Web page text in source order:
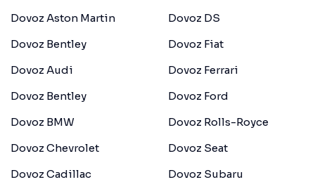
Dovoz Aston Martin
Dovoz Bentley
Dovoz Audi
Dovoz Bentley
Dovoz BMW
Dovoz Chevrolet
Dovoz Cadillac
Dovoz DS
Dovoz Fiat
Dovoz Ferrari
Dovoz Ford
Dovoz Rolls-Royce
Dovoz Seat
Dovoz Subaru